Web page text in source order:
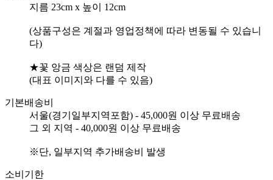
지름 23cm x 높이 12cm
(상품구성은 계절과 영업정책에 따라 변동될 수 있습니
다)
★꽃 앙금 색상은 랜덤 제작
(대표 이미지와 다를 수 있음)
기본배송비
서울(경기일부지역포함) - 45,000원 이상 무료배송
그 외 지역 - 40,000원 이상 무료배송
※단, 일부지역 추가배송비 발생
소비기한